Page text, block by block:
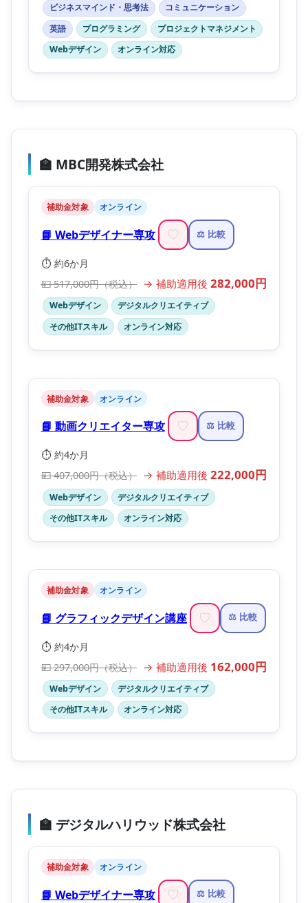
ビジネスマインド・思考法
コミュニケーション
英語
プログラミング
プロジェクトマネジメント
Webデザイン
オンライン対応
🏫 MBC開発株式会社
補助金対象 オンライン
📘 Webデザイナー専攻 ♡ ⚖️ 比較
⏱️ 約6か月
💴 517,000円（税込） → 補助適用後 282,000円
Webデザイン
デジタルクリエイティブ
その他ITスキル
オンライン対応
補助金対象 オンライン
📘 動画クリエイター専攻 ♡ ⚖️ 比較
⏱️ 約4か月
💴 407,000円（税込） → 補助適用後 222,000円
Webデザイン
デジタルクリエイティブ
その他ITスキル
オンライン対応
補助金対象 オンライン
📘 グラフィックデザイン講座 ♡ ⚖️ 比較
⏱️ 約4か月
💴 297,000円（税込） → 補助適用後 162,000円
Webデザイン
デジタルクリエイティブ
その他ITスキル
オンライン対応
🏫 デジタルハリウッド株式会社
補助金対象 オンライン
📘 Webデザイナー専攻 ♡ ⚖️ 比較